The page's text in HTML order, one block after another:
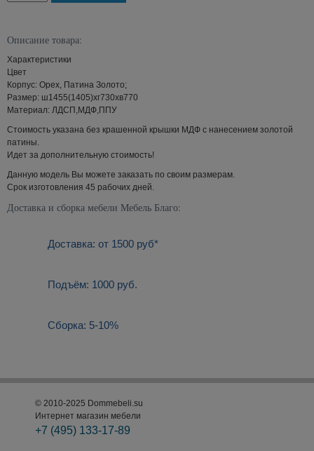
Описание товара:
Характеристики
Цвет
Корпус: Орех, Патина Золото;
Размер: ш1455(1405)хг730хв770
Материал: ЛДСП,МДФ,ППУ
Стоимость указана без крашенной крышки МДФ с нанесением золотой
патины.
Идет за дополнительную стоимость!
Данную модель Вы можете заказать по своим размерам.
Срок изготовления 45 рабочих дней.
Доставка и сборка мебели Мебель Благо:
Доставка: от 1500 руб*
Подъём: 1000 руб.
Сборка: 5-10%
© 2010-2025 Dommebeli.su
Интернет магазин мебели
+7 (495) 133-17-89